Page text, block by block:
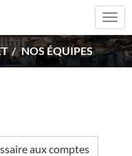
NOS ÉQUIPES
aux comptes